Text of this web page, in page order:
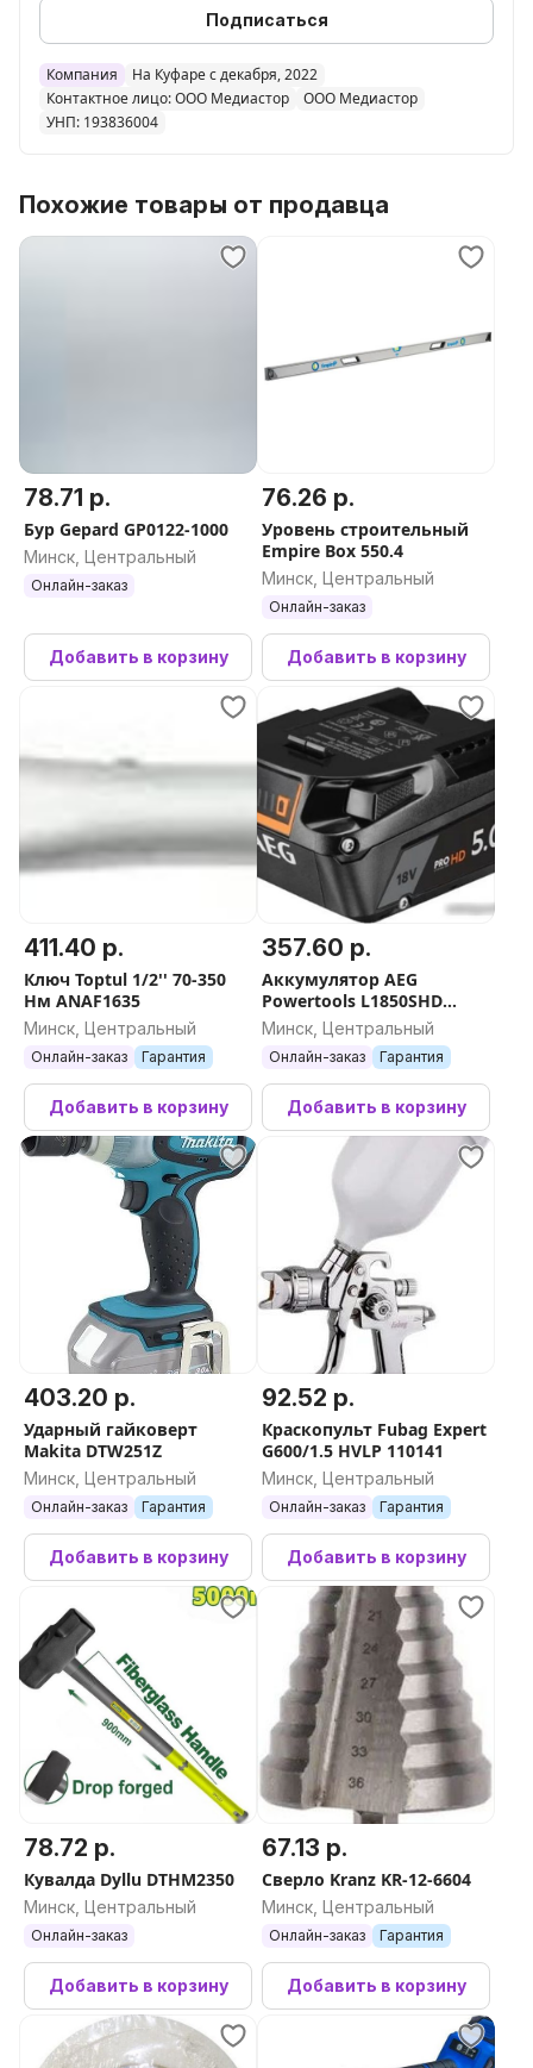
Подписаться
Компания
На Куфаре с декабря, 2022
Контактное лицо: ООО Медиастор
ООО Медиастор
УНП: 193836004
Похожие товары от продавца
78.71 р.
Бур Gepard GP0122-1000
Минск, Центральный
Онлайн-заказ
Добавить в корзину
76.26 р.
Уровень строительный
Empire Box 550.4
Минск, Центральный
Онлайн-заказ
Добавить в корзину
411.40 р.
Ключ Toptul 1/2'' 70-350
Нм ANAF1635
Минск, Центральный
Онлайн-заказ Гарантия
Добавить в корзину
357.60 р.
Аккумулятор AEG
Powertools L1850SHD
4935478860 (18В/5 Ah)
Минск, Центральный
Онлайн-заказ Гарантия
Добавить в корзину
403.20 р.
Ударный гайковерт
Makita DTW251Z
Минск, Центральный
Онлайн-заказ Гарантия
Добавить в корзину
92.52 р.
Краскопульт Fubag Expert
G600/1.5 HVLP 110141
Минск, Центральный
Онлайн-заказ Гарантия
Добавить в корзину
78.72 р.
Кувалда Dyllu DTHM2350
Минск, Центральный
Онлайн-заказ
Добавить в корзину
67.13 р.
Сверло Kranz KR-12-6604
Минск, Центральный
Онлайн-заказ Гарантия
Добавить в корзину